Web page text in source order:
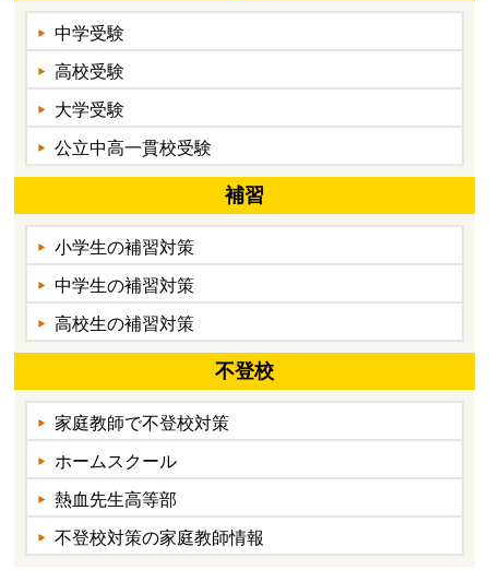
中学受験
高校受験
大学受験
公立中高一貫校受験
補習
小学生の補習対策
中学生の補習対策
高校生の補習対策
不登校
家庭教師で不登校対策
ホームスクール
熱血先生高等部
不登校対策の家庭教師情報